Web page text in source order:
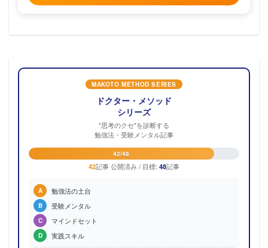
MAKOTO METHOD SERIES
ドクター・メソッド
シリーズ
"思考のクセ"を診断する
勉強法・受験メンタル記事
42/48
42記事 公開済み / 目標: 48記事
A 勉強法の土台
B 受験メンタル
C マインドセット
D 実践スキル